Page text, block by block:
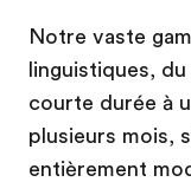
Notre vaste
linguistiques,
courte durée à
plusieurs mois,
entièrement